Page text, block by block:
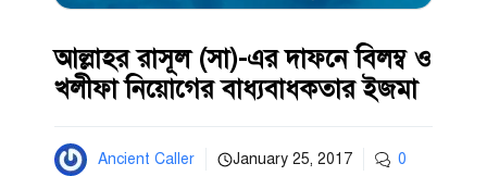
আল্লাহর রাসূল (সা)-এর দাফনে বিলম্ব ও
খলীফা নিয়োগের বাধ্যবাধকতার ইজমা
Ancient Caller January 25, 2017 0